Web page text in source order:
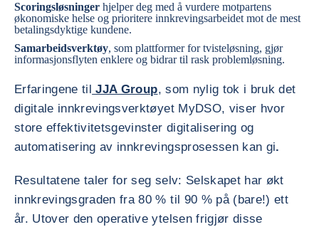
Scoringsløsninger hjelper deg med å vurdere motpartens
økonomiske helse og prioritere innkrevingsarbeidet mot de mest
betalingsdyktige kundene.
Samarbeidsverktøy, som plattformer for tvisteløsning, gjør
informasjonsflyten enklere og bidrar til rask problemløsning.
Erfaringene til JJA Group, som nylig tok i bruk det
digitale innkrevingsverktøyet MyDSO, viser hvor
store effektivitetsgevinster digitalisering og
automatisering av innkrevingsprosessen kan gi.
Resultatene taler for seg selv: Selskapet har økt
innkrevingsgraden fra 80 % til 90 % på (bare!) ett
år. Utover den operative ytelsen frigjør disse